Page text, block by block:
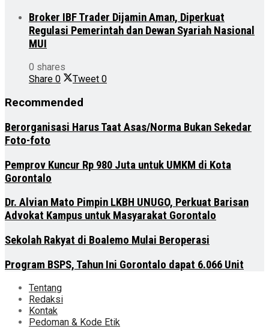
Broker IBF Trader Dijamin Aman, Diperkuat
Regulasi Pemerintah dan Dewan Syariah Nasional
MUI
0 shares
Share 0 Tweet 0
Recommended
Berorganisasi Harus Taat Asas/Norma Bukan Sekedar
Foto-foto
Pemprov Kuncur Rp 980 Juta untuk UMKM di Kota
Gorontalo
Dr. Alvian Mato Pimpin LKBH UNUGO, Perkuat Barisan
Advokat Kampus untuk Masyarakat Gorontalo
Sekolah Rakyat di Boalemo Mulai Beroperasi
Program BSPS, Tahun Ini Gorontalo dapat 6.066 Unit
Tentang
Redaksi
Kontak
Pedoman & Kode Etik